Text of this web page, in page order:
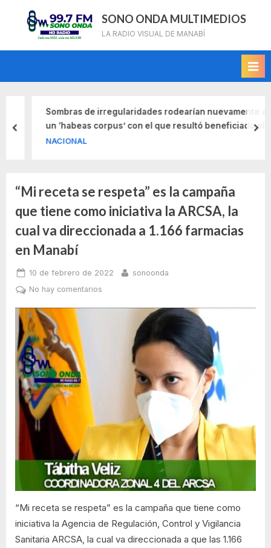
SONO ONDA MULTIMEDIOS
LA RADIO VISUAL DE MANABÍ
Sombras de irregularidades rodearían nuevamente a
un ‘habeas corpus’ con el que resultó beneficiado el
exvicepresidente Jorge Glas
NACIONAL
prev
Etiqueta:
farmacias
“Mi receta se respeta” es la campaña
que tiene como iniciativa la ARCSA, la
cual va direccionada a 1.166 farmacias
en Manabí
Posted
on
10 de febrero de 2022 By
sonoonda
No hay comentariosen
respeta”
como
la
ARCSA,
la
cual
va
a
1.166
“Mi receta se respeta” es la campaña que tiene como
iniciativa la Agencia de Regulación, Control y Vigilancia
Sanitaria ARCSA, la cual va direccionada a que las 1.166